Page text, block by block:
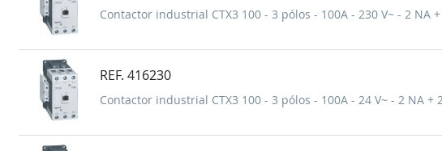
Contactor industrial CTX3 100 - 3 pólos - 100A - 230 V~ - 2 NA
REF. 416230
Contactor industrial CTX3 100 - 3 pólos - 100A - 24 V~ - 2 NA +